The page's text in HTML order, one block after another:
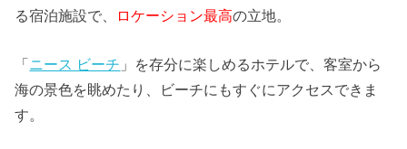
る宿泊施設で、
ロケーション最高の立地。
「ニース ビーチ 」を存分に楽しめるホテルで、客室から
海の景色を眺めたり、ビーチにもすぐにアクセスできま
す。